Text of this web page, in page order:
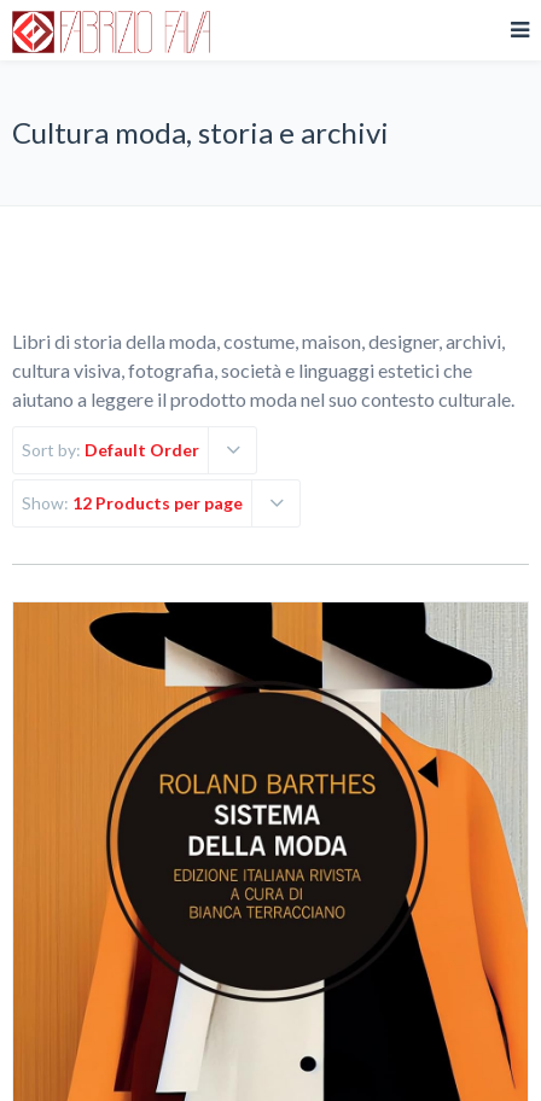
Cultura moda, storia e archivi
Libri di storia della moda, costume, maison, designer, archivi,
cultura visiva, fotografia, società e linguaggi estetici che
aiutano a leggere il prodotto moda nel suo contesto culturale.
Sort by: Default Order
Show: 12 Products per page